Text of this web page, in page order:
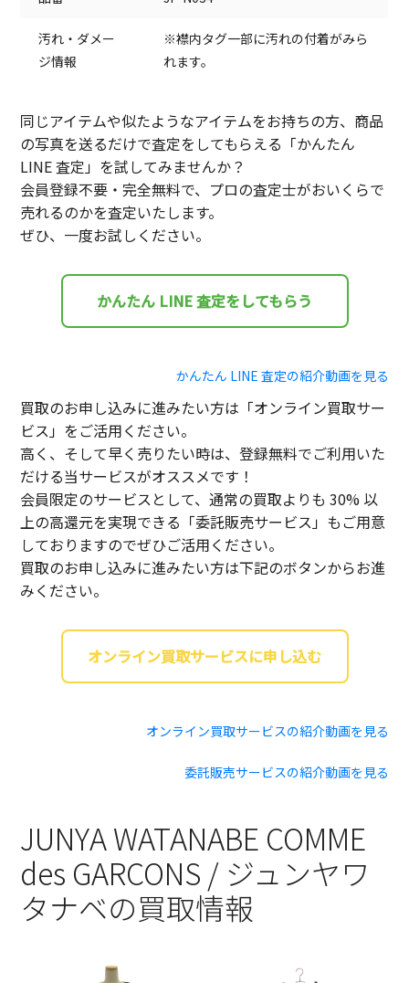
汚れ・ダメー
ジ情報
※襟内タグ一部に汚れの付着がみら
れます。
同じアイテムや似たようなアイテムをお持ちの方、商品
の写真を送るだけで査定をしてもらえる「かんたん
LINE 査定」を試してみませんか？
会員登録不要・完全無料で、プロの査定士がおいくらで
売れるのかを査定いたします。
ぜひ、一度お試しください。
かんたん LINE 査定をしてもらう
かんたん LINE 査定の紹介動画を見る
買取のお申し込みに進みたい方は「オンライン買取サー
ビス」をご活用ください。
高く、そして早く売りたい時は、登録無料でご利用いた
だける当サービスがオススメです！
会員限定のサービスとして、通常の買取よりも 30% 以
上の高還元を実現できる「委託販売サービス」もご用意
しておりますのでぜひご活用ください。
買取のお申し込みに進みたい方は下記のボタンからお進
みください。
オンライン買取サービスに申し込む
オンライン買取サービスの紹介動画を見る
委託販売サービスの紹介動画を見る
JUNYA WATANABE COMME
des GARCONS / ジュンヤワ
タナベの買取情報